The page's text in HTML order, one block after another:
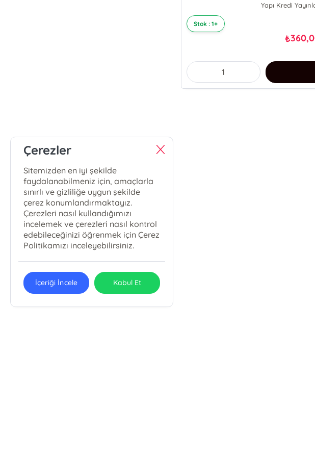
Yapı Kredi
Stok : 1+
₺
Çerezler
Sitemizden en iyi şekilde
faydalanabilmeniz için, amaçlarla
sınırlı ve gizliliğe uygun şekilde
çerez konumlandırmaktayız.
Çerezleri nasıl kullandığımızı
incelemek ve çerezleri nasıl kontrol
edebileceğinizi öğrenmek için Çerez
Politikamızı inceleyebilirsiniz.
İçeriği İncele Kabul Et